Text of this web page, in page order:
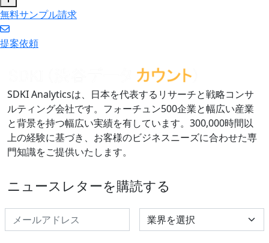
無料サンプル請求
提案依頼
SDKI Analyticsは、日本を代表するリサーチと戦略コンサ
ルティング会社です。フォーチュン500企業と幅広い産業
と背景を持つ幅広い実績を有しています。300,000時間以
上の経験に基づき、お客様のビジネスニーズに合わせた専
門知識をご提供いたします。
ニュースレターを購読する
Select Industry